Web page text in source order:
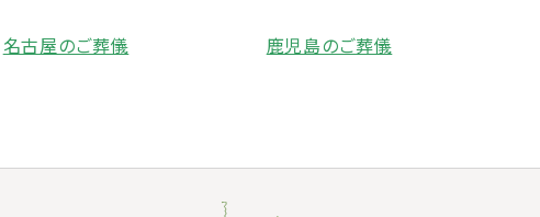
名古屋のご葬儀 鹿児島のご葬儀